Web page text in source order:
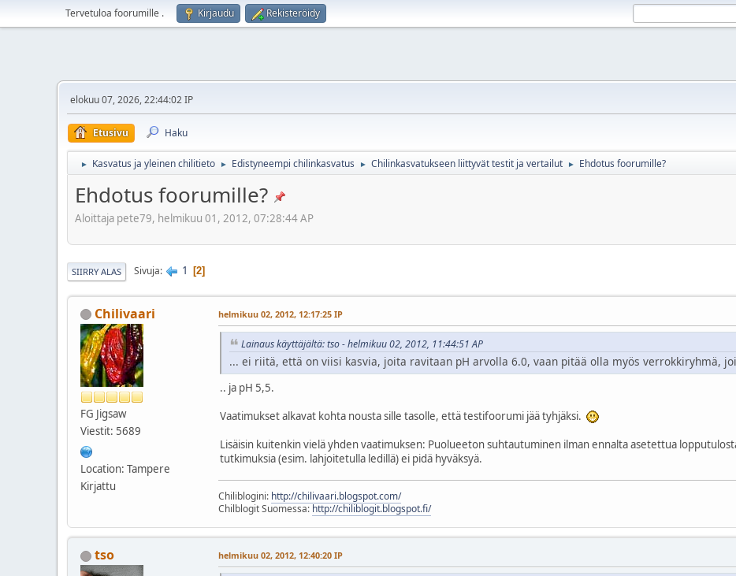
Tervetuloa foorumille . Kirjaudu Rekisteröidy
elokuu 07, 2026, 22:44:02 IP
Etusivu Haku
► Kasvatus ja yleinen chilitieto ► Edistyneempi chilinkasvatus ► Chilinkasvatukseen liittyvät testit ja vertailut ► Ehdotus foorumille?
Ehdotus foorumille?
Aloittaja pete79, helmikuu 01, 2012, 07:28:44 AP
SIIRRY ALAS Sivuja 1 2
Chilivaari
FG Jigsaw
Viestit: 5689
Location: Tampere
Kirjattu
helmikuu 02, 2012, 12:17:25 IP
Lainaus käyttäjältä: tso - helmikuu 02, 2012, 11:44:51 AP
... ei riitä, että on viisi kasvia, joita ravitaan pH arvolla 6.0, vaan pitää olla myös verrokkiryhmä,
.. ja pH 5,5.
Vaatimukset alkavat kohta nousta sille tasolle, että testifoorumi jää tyhjäksi.
Lisäisin kuitenkin vielä yhden vaatimuksen: Puolueeton suhtautuminen ilman ennalta asetettua
tutkimuksia (esim. lahjoitetulla ledillä) ei pidä hyväksyä.
Chiliblogini: http://chilivaari.blogspot.com/
Chilblogit Suomessa: http://chiliblogit.blogspot.fi/
tso helmikuu 02, 2012, 12:40:20 IP